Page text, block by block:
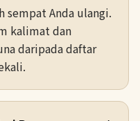
sempat Anda ulangi.
kalimat dan
daripada daftar